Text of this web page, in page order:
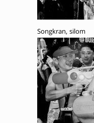
Songkran, silom